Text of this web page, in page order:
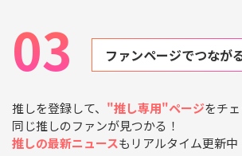
03 ファンページでつなが
推しを登録して、 "推し専用"ページをチェ
同じ推しのファンが見つかる！
推しの最新ニュースもリアルタイム更新中